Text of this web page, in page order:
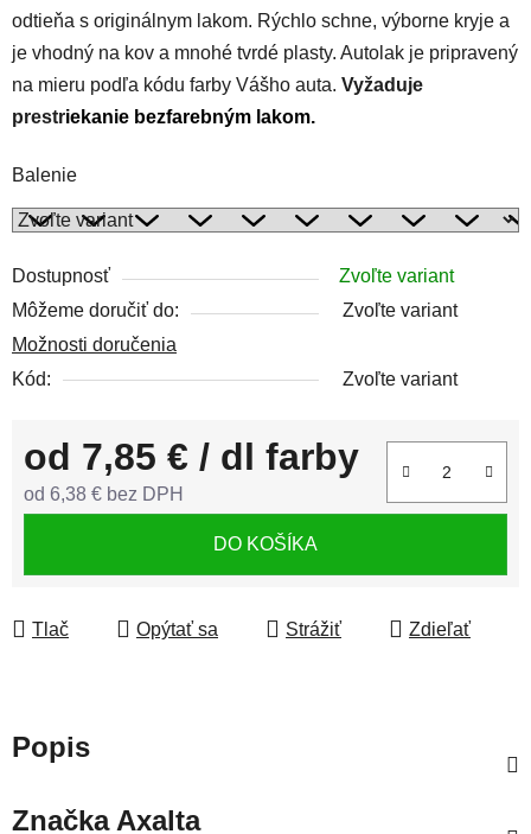
odtieňa s originálnym lakom. Rýchlo schne, výborne kryje a
je vhodný na kov a mnohé tvrdé plasty. Autolak je pripravený
na mieru podľa kódu farby Vášho auta. Vyžaduje
prestriekanie bezfarebným lakom.
Balenie
Dostupnosť
Zvoľte variant
Môžeme doručiť do:
Zvoľte variant
Možnosti doručenia
Kód:
Zvoľte variant
od 7,85 € / dl farby
od 6,38 € bez DPH
DO KOŠÍKA
Tlač Opýtať sa Strážiť Zdieľať
Popis
ZnačkaAxalta